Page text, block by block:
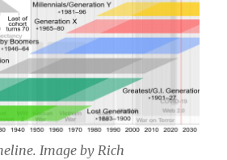
Image by Rich